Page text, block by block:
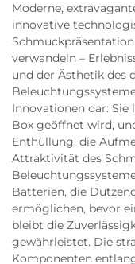
Moderne,
innovative
verwandeln –
und der Ästhetik des
Innovationen dar:
Box geöffnet wird,
Enthüllung, die
Attraktivität des
Batterien, die
ermöglichen, bevor
bleibt die
gewährleistet. Die
Komponenten